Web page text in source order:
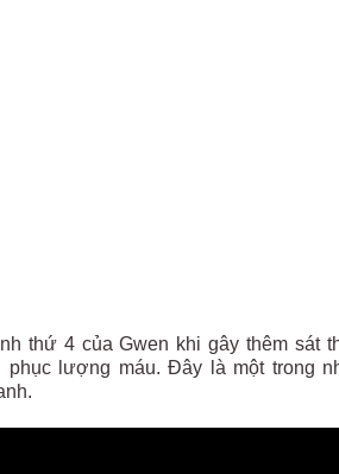
thứ 4 của Gwen khi gây thêm sát
lượng máu. Đây là một trong